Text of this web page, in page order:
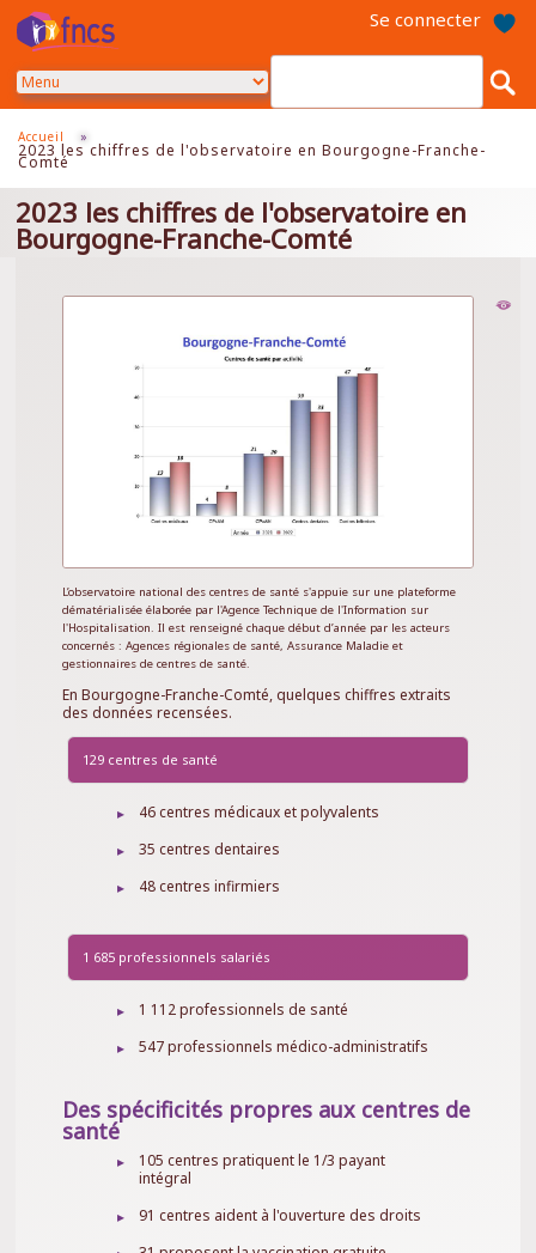
contenu
Se connecter
Accueil »
2023 les chiffres de l'observatoire en Bourgogne-Franche-
Comté
2023 les chiffres de l'observatoire en
Bourgogne-Franche-Comté
L’observatoire national des centres de santé s'appuie sur une plateforme
dématérialisée élaborée par l'Agence Technique de l'Information sur
l'Hospitalisation. Il est renseigné chaque début d’année par les acteurs
concernés : Agences régionales de santé, Assurance Maladie et
gestionnaires de centres de santé.
En Bourgogne-Franche-Comté, quelques chiffres extraits
des données recensées.
129 centres de santé
46 centres médicaux et polyvalents
35 centres dentaires
48 centres infirmiers
1 685 professionnels salariés
1 112 professionnels de santé
547 professionnels médico-administratifs
Des spécificités propres aux centres de
santé
105 centres pratiquent le 1/3 payant
intégral
91 centres aident à l'ouverture des droits